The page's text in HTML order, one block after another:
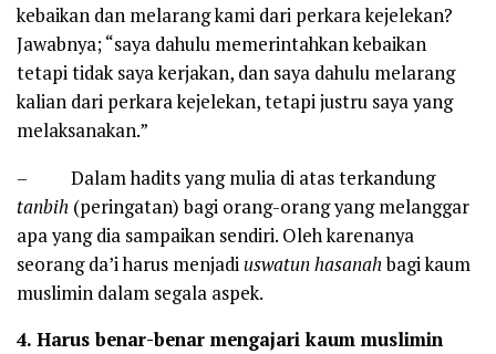
kebaikan dan melarang kami dari perkara kejelekan?
Jawabnya; “saya dahulu memerintahkan kebaikan
tetapi tidak saya kerjakan, dan saya dahulu melarang
kalian dari perkara kejelekan, tetapi justru saya yang
melaksanakan.”
– Dalam hadits yang mulia di atas terkandung
tanbih (peringatan) bagi orang-orang yang melanggar
apa yang dia sampaikan sendiri. Oleh karenanya
seorang da’i harus menjadi uswatun hasanahbagi kaum
muslimin dalam segala aspek.
4. Harus benar-benar mengajari kaum muslimin